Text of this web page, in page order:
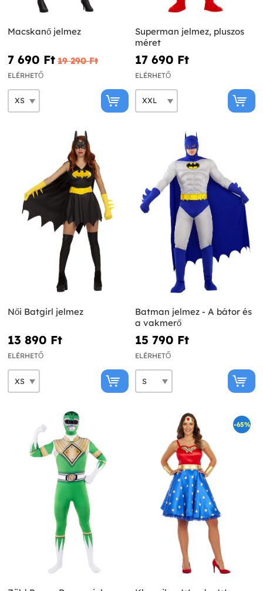
Macskanő jelmez
7 690 Ft‎ 19 290 Ft‎
ELÉRHETŐ
Superman jelmez, pluszos
méret
17 690 Ft‎
ELÉRHETŐ
Női Batgirl jelmez
13 890 Ft‎
ELÉRHETŐ
Batman jelmez - A bátor és
a vakmerő
15 790 Ft‎
ELÉRHETŐ
-65%